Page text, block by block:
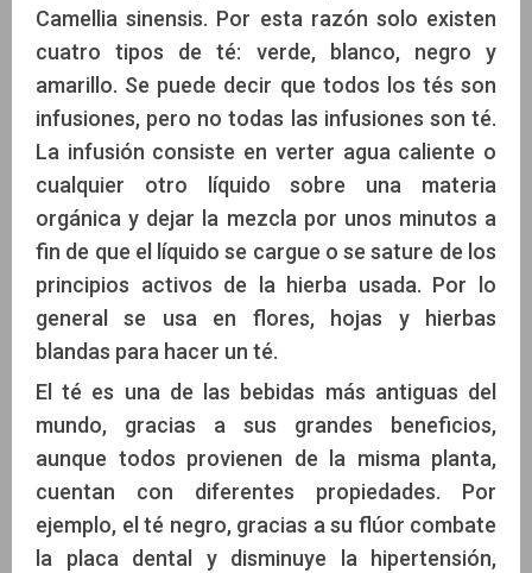
Camellia sinensis. Por esta razón solo existen
cuatro tipos de té: verde, blanco, negro y
amarillo. Se puede decir que todos los tés son
infusiones, pero no todas las infusiones son té.
La infusión consiste en verter agua caliente o
cualquier otro líquido sobre una materia
orgánica y dejar la mezcla por unos minutos a
fin de que el líquido se cargue o se sature de los
principios activos de la hierba usada. Por lo
general se usa en flores, hojas y hierbas
blandas para hacer un té.
El té es una de las bebidas más antiguas del
mundo, gracias a sus grandes beneficios,
aunque todos provienen de la misma planta,
cuentan con diferentes propiedades. Por
ejemplo, el té negro, gracias a su flúor combate
la placa dental y disminuye la hipertensión,